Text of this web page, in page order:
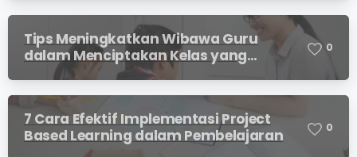
Tips Meningkatkan Wibawa Guru
dalam Menciptakan Kelas yang
Kondusif
0
7 Cara Efektif Implementasi Project
Based Learning dalam Pembelajaran
0